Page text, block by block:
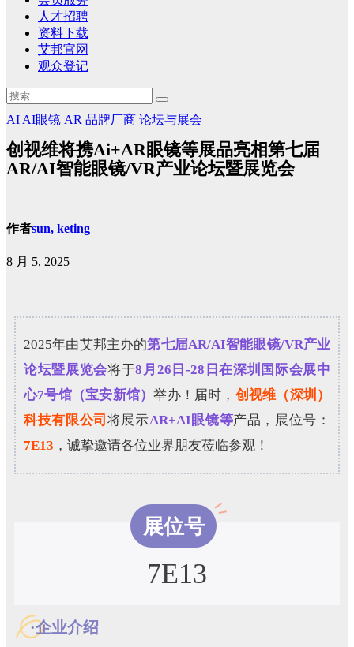
人才招聘
资料下载
艾邦官网
观众登记
AI AI眼镜 AR 品牌厂商 论坛与展会
创视维将携Ai+AR眼镜等展品亮相第七届
AR/AI智能眼镜/VR产业论坛暨展览会
作者sun, keting
8 月 5, 2025
2025年由艾邦主办的第七届AR/AI智能眼镜/VR产业
论坛暨展览会将于8月26日-28日在深圳国际会展中
心7号馆（宝安新馆）举办！届时， 创视维（深圳）
科技有限公司 将展示AR+AI眼镜等产品，展位号：
7E13 ，诚挚邀请各位业界朋友莅临参观！
展位号
7E13
·企业介绍